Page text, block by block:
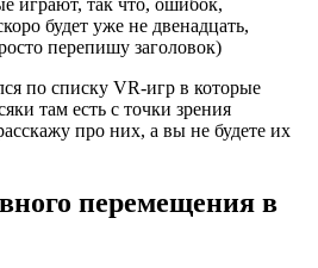
будет уже не двенадцать,
перепишу заголовок)
по списку VR-игр в которые
там есть с точки зрения
про них, а вы не будете их
перемещения в